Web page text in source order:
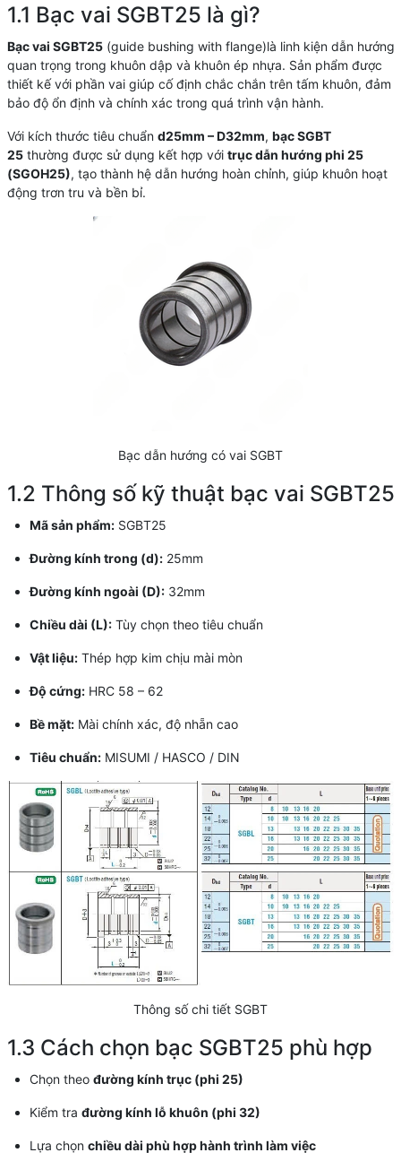
1.1 Bạc vai SGBT25 là gì?
Bạc vai SGBT25(guide bushing with flange)là linh kiện dẫn hướng
quan trọng trong khuôn dập và khuôn ép nhựa. Sản phẩm được
thiết kế với phần vai giúp cố định chắc chắn trên tấm khuôn, đảm
bảo độ ổn định và chính xác trong quá trình vận hành.
Với kích thước tiêu chuẩn d25mm – D32mm, bạc SGBT
25thường được sử dụng kết hợp với trục dẫn hướng phi 25
(SGOH25), tạo thành hệ dẫn hướng hoàn chỉnh, giúp khuôn hoạt
động trơn tru và bền bỉ.
Bạc dẫn hướng có vai SGBT
1.2 Thông số kỹ thuật bạc vai SGBT25
Mã sản phẩm:SGBT25
Đường kính trong (d):25mm
Đường kính ngoài (D):32mm
Chiều dài (L):Tùy chọn theo tiêu chuẩn
Vật liệu:Thép hợp kim chịu mài mòn
Độ cứng:HRC 58 – 62
Bề mặt:Mài chính xác, độ nhẵn cao
Tiêu chuẩn:MISUMI / HASCO / DIN
Thông số chi tiết SGBT
1.3 Cách chọn bạc SGBT25 phù hợp
Chọn theo đường kính trục (phi 25)
Kiểm tra đường kính lỗ khuôn (phi 32)
Lựa chọn chiều dài phù hợp hành trình làm việc